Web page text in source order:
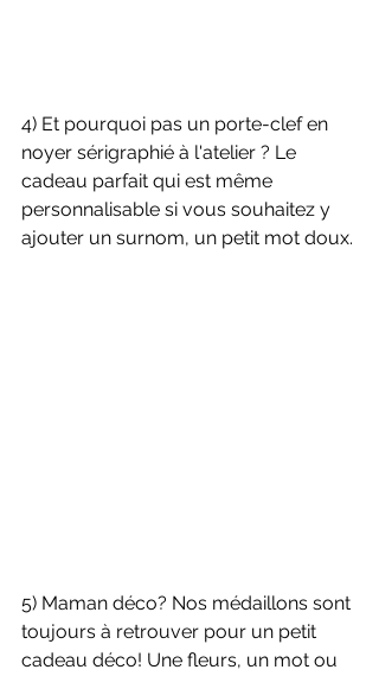
4) Et pourquoi pas un porte-clef en
noyer sérigraphié à l'atelier ? Le
cadeau parfait qui est même
personnalisable si vous souhaitez y
ajouter un surnom, un petit mot doux.
5) Maman déco? Nos médaillons sont
toujours à retrouver pour un petit
cadeau déco! Une fleurs, un mot ou